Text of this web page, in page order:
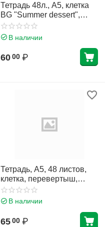
Тетрадь 48л., А5, клетка
BG "Summer dessert",
матовая ламинация
В наличии
60 00 ₽
Тетрадь, А5, 48 листов,
клетка, перевертыш,
поля, ассорти 5 видов,
Проф-Пресс,
архитектура, Т48-5334
В наличии
65 00 ₽